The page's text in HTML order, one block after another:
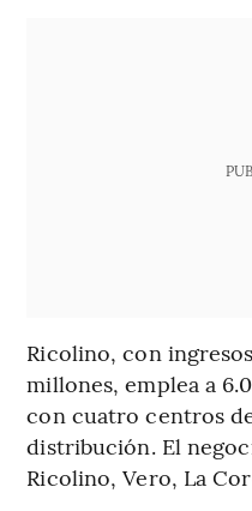
Ricolino, con
millones, emplea a
con cuatro centros
distribución. El
Ricolino, Vero, La